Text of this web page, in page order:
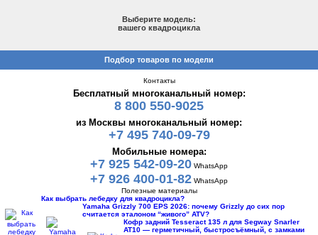
Выберите модель:
вашего квадроцикла
Подбор товаров по модели
Контакты
Бесплатный многоканальный номер:
8 800 550-9025
из Москвы многоканальный номер:
+7 495 740-09-79
Мобильные номера:
+7 925 542-09-20 WhatsApp
+7 926 400-01-82 WhatsApp
Полезные материалы
Как выбрать лебедку для квадроцикла?
Yamaha Grizzly 700 EPS 2026: почему Grizzly до сих пор
считается эталоном “живого” ATV?
Кофр задний Tesseract 135 л для Segway Snarler
AT10 — герметичный, быстросъёмный, с замками